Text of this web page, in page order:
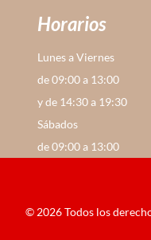
Horarios
Lunes a Viernes
de 09:00 a 13:00
y de 14:30 a 19:30
Sábados
de 09:00 a 13:00
© 2026 Todos los